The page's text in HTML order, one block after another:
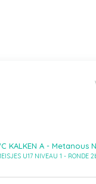
KALKEN A - Metanous
U17 NIVEAU 1 -